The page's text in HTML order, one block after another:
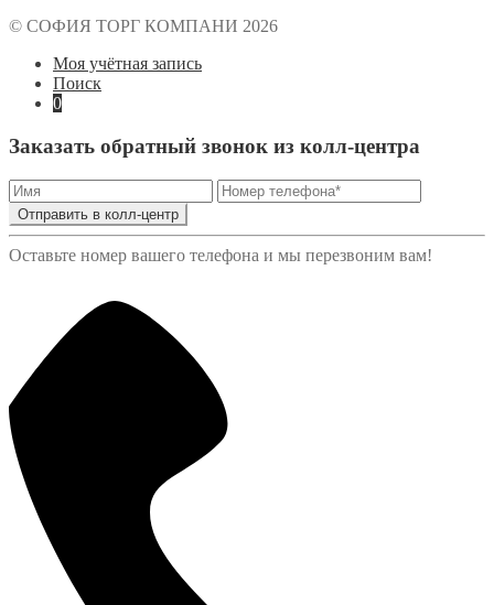
© СОФИЯ ТОРГ КОМПАНИ 2026
Моя учётная запись
Поиск
0
Заказать обратный звонок из колл-центра
Отправить в колл-центр
Оставьте номер вашего телефона и мы перезвоним вам!